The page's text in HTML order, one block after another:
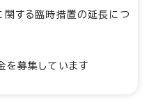
関する臨時措置の延長につ
を募集しています